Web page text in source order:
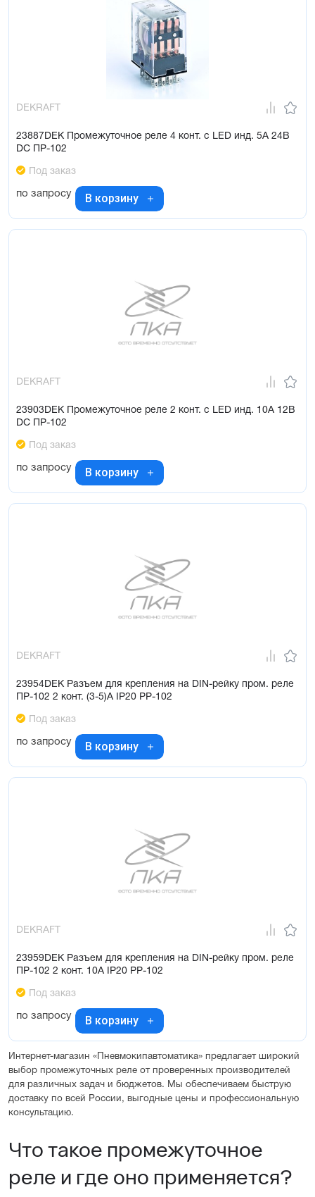
DEKRAFT
23887DEK Промежуточное реле 4 конт. с LED инд. 5А 24В
DC ПР-102
Под заказ
по запросу В корзину
DEKRAFT
23903DEK Промежуточное реле 2 конт. с LED инд. 10А 12В
DC ПР-102
Под заказ
по запросу В корзину
DEKRAFT
23954DEK Разъем для крепления на DIN-рейку пром. реле
ПР-102 2 конт. (3-5)А IP20 РР-102
Под заказ
по запросу В корзину
DEKRAFT
23959DEK Разъем для крепления на DIN-рейку пром. реле
ПР-102 2 конт. 10А IP20 РР-102
Под заказ
по запросу В корзину
Интернет-магазин «Пневмокипавтоматика» предлагает широкий
выбор промежуточных реле от проверенных производителей
для различных задач и бюджетов. Мы обеспечиваем быструю
доставку по всей России, выгодные цены и профессиональную
консультацию.
Что такое промежуточное
реле и где оно применяется?